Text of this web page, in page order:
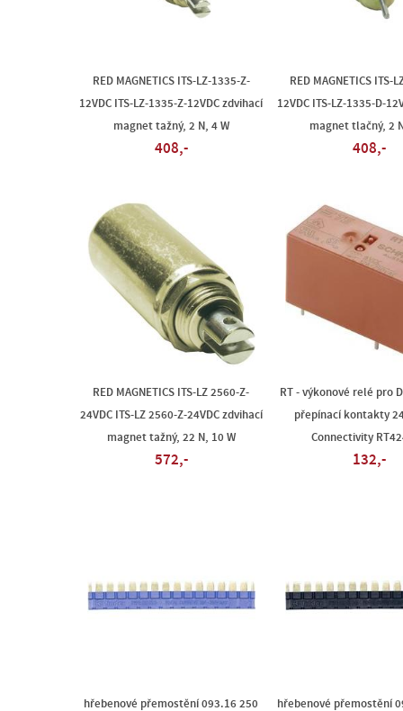
RED MAGNETICS ITS-LZ-1335-Z-
12VDC ITS-LZ-1335-Z-12VDC zdvihací
magnet tažný, 2 N, 4 W
408,-
RED MAGNETICS ITS-
12VDC ITS-LZ-1335-D-
magnet tlačný, 2
408,-
RED MAGNETICS ITS-LZ 2560-Z-
24VDC ITS-LZ 2560-Z-24VDC zdvihací
magnet tažný, 22 N, 10 W
572,-
RT - výkonové relé pro
přepínací kontakty 24
Connectivity
132,-
hřebenové přemostění 093.16 250
hřebenové přemostění